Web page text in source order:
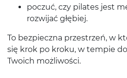
poczuć, czy pilates jest
rozwi­jać głębiej.
To bez­pieczna przestrzeń, w
się krok po kroku, w tem­pie
Twoich możliwości.